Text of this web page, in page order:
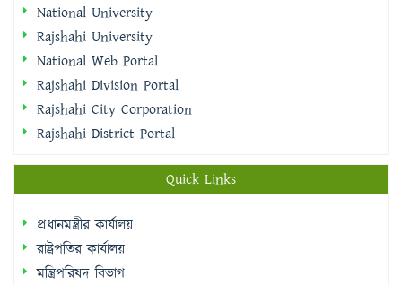
National University
Rajshahi University
National Web Portal
Rajshahi Division Portal
Rajshahi City Corporation
Rajshahi District Portal
Quick Links
প্রধানমন্ত্রীর কার্যালয়
রাষ্ট্রপতির কার্যালয়
মন্ত্রিপরিষদ বিভাগ